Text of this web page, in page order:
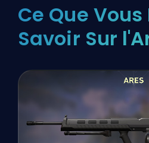
Ce Que
Savoir Sur